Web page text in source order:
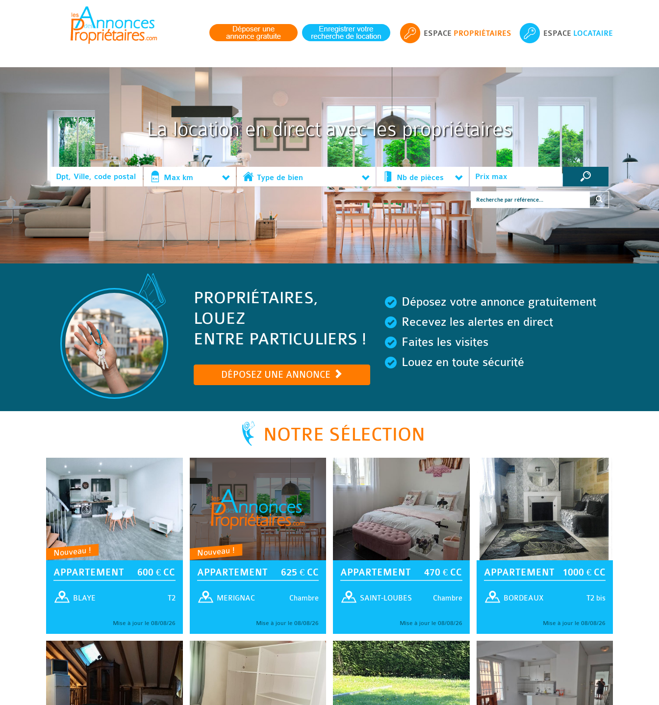
ESPACE PROPRIÉTAIRES ESPACE LOCATAIRE
La location en direct avec les propriétaires
Max km Type de bien Nb de pièces
PROPRIÉTAIRES,
LOUEZ
ENTRE PARTICULIERS !
DÉPOSEZ UNE ANNONCE
Déposez votre annonce gratuitement
Recevez les alertes en direct
Faites les visites
Louez en toute sécurité
NOTRE SÉLECTION
Nouveau !
APPARTEMENT 600 € CC
T2
BLAYE
Mise à jour le 08/08/26
Nouveau !
APPARTEMENT 625 € CC
Chambre
MERIGNAC
Mise à jour le 08/08/26
APPARTEMENT 470 € CC
Chambre
SAINT-LOUBES
Mise à jour le 08/08/26
APPARTEMENT 1000 € CC
T2 bis
BORDEAUX
Mise à jour le 08/08/26